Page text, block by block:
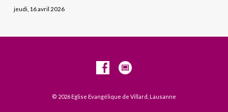
jeudi, 16 avril 2026
© 2026 Eglise Evangélique de Villard, Lausanne